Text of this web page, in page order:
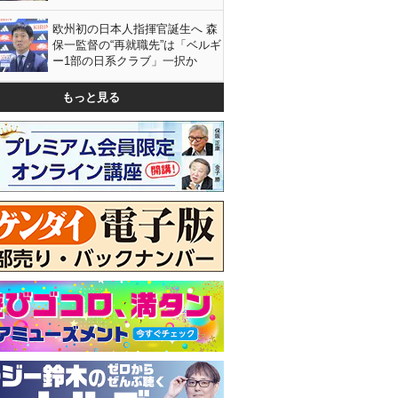
欧州初の日本人指揮官誕生へ 森
保一監督の“再就職先”は「ベルギ
ー1部の日系クラブ」一択か
もっと見る